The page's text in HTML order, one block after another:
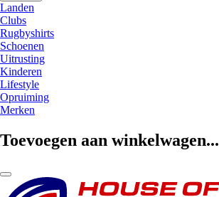
Landen
Clubs
Rugbyshirts
Schoenen
Uitrusting
Kinderen
Lifestyle
Opruiming
Merken
Toevoegen aan winkelwagen...